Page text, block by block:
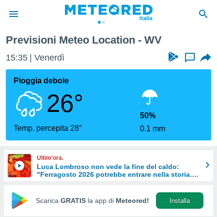
di
per
le
di
Web
Previsioni Meteo Location - WV
15:35 Venerdì ...
Pioggia debole
26°
Temp. percepita 28°
50%
0.1 mm
Ultim'ora.
Luca Lombroso non vede la fine del caldo:
"Ferragosto 2026 potrebbe entrare nella storia.
Scarica GRATIS la app di Meteored! Installa